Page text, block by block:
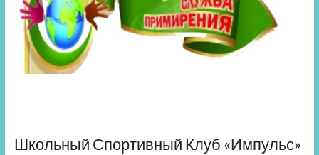
Школьный Спортивный Клуб «Импульс»